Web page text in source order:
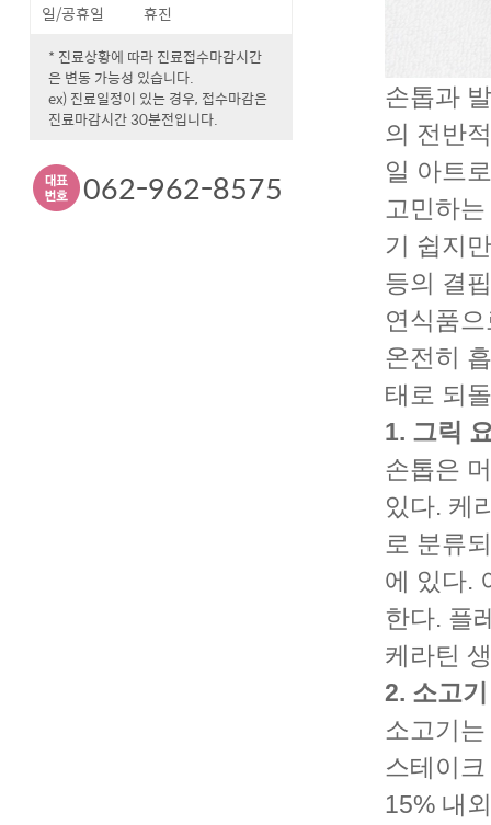
일/공휴일
휴진
* 진료상황에 따라 진료접수마감시간
은 변동 가능성 있습니다.
ex) 진료일정이 있는 경우, 접수마감은
진료마감시간 30분전입니다.
062-962-8575
손톱과
의 전반
일 아트
고민하
기 쉽지
등의 결
연식품
온전히
태로 되
1. 그릭
손톱은
있다. 케
로 분류
에 있다.
한다. 플
케라틴
2. 소고기
소고기
스테이
15% 내